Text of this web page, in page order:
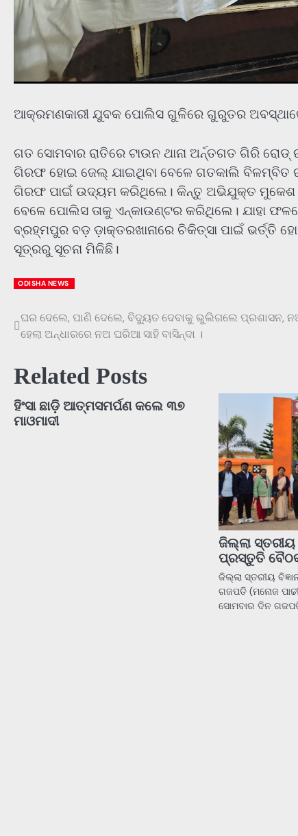
ଆକ୍ରମଣକାରୀ ଯୁବକ ପୋଲିସ ଗୁଳିରେ ଗୁରୁତର ଅବସ୍ଥାରେ
ଗତ ସୋମବାର ରାତିରେ ଟାଉନ ଥାନା ଅର୍ନ୍ତଗତ ଗିରି
ଗିରଫ ହୋଇ ଜେଲ୍ ଯାଇଥିବା ବେଳେ ଗତକାଲି ବିଳମ୍ବିତ
ଗିରଫ ପାଇଁ ଉଦ୍ୟମ କରିଥିଲେ। କିନ୍ତୁ ଅଭିଯୁକ୍ତ ମୁକେଶ
ବେଳେ ପୋଲିସ ତାକୁ ଏନ୍କାଉଣ୍ଟର କରିଥିଲେ। ଯାହା
ବ୍ରହ୍ମପୁର ବଡ଼ ଡ଼ାକ୍ତରଖାନାରେ ଚିକିତ୍ସା ପାଇଁ
ସୂତ୍ରରୁ ସୂଚନା ମିଳିଛି।
ODISHA NEWS
Post
navigation
ଘର ଦେଲେ, ପାଣି ଦେଲେ, ବିଦ୍ୟୁତ ଦେବାକୁ ଭୁଲିଗଲେ ପ୍ରଶାସନ,
ହେଲା ଅନ୍ଧାରରେ ନଅ ଘରିଆ ସାହି ବାସିନ୍ଦା ।
Related Posts
ହିଂସା ଛାଡ଼ି ଆତ୍ମସମର୍ପଣ କଲେ ୩୭
ମାଓମାଦୀ
ଜିଲ୍ଲା ସ୍ତରୀୟ
ପ୍ରସ୍ତୁତି
ଜିଲ୍ଲା ସ୍ତରୀୟ
ଗଜପତି (ମନୋଜ
ସୋମବାର ଦିନ